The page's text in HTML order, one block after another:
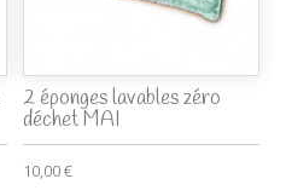
2 éponges lavables zéro
déchet MAI
10,00 €